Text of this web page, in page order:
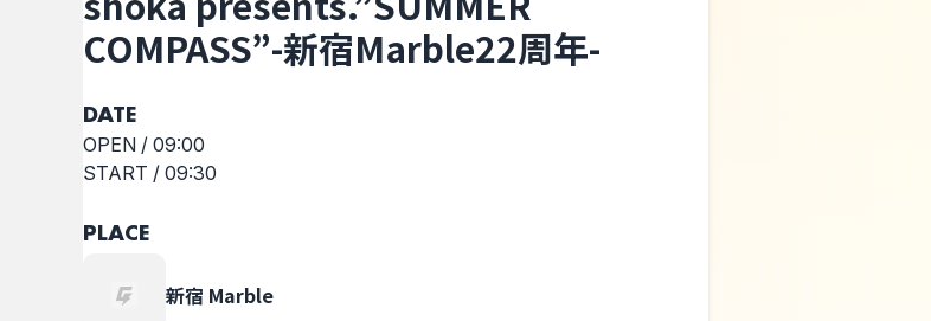
Jacob Jr. THE ERIC
MARK’S
shoka
presents.”SUMMER
COMPASS”-新宿Marble22周年-
DATE
OPEN / 09:00
START / 09:30
PLACE
新宿 Marble